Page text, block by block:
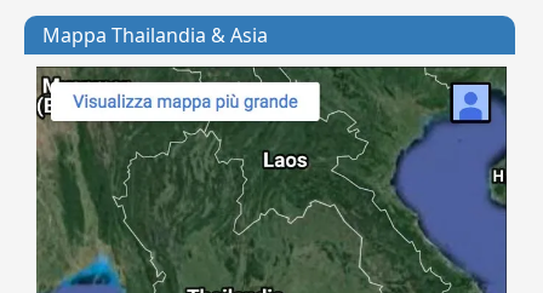
Mappa Thailandia & Asia